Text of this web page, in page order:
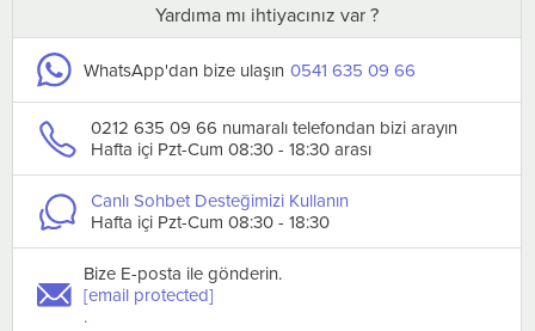
Yardıma mı ihtiyacınız var ?
WhatsApp'dan bize ulaşın 0541 635 09 66
0212 635 09 66 numaralı telefondan bizi arayın
Hafta içi Pzt-Cum 08:30 - 18:30 arası
Canlı Sohbet Desteğimizi Kullanın
Hafta içi Pzt-Cum 08:30 - 18:30
Bize E-posta ile gönderin.
[email protected]
.